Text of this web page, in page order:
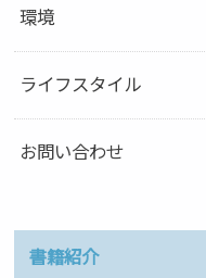
環境
ライフスタイル
お問い合わせ
書籍紹介